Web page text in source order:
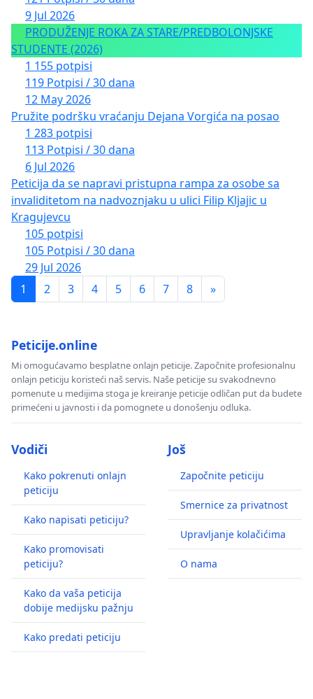
9 Jul 2026
PRODUŽENJE ROKA ZA STARE/PREDBOLONJSKE
STUDENTE (2026)
1 155 potpisi
119 Potpisi / 30 dana
12 May 2026
Pružite podršku vraćanju Dejana Vorgića na posao
1 283 potpisi
113 Potpisi / 30 dana
6 Jul 2026
Peticija da se napravi pristupna rampa za osobe sa
invaliditetom na nadvoznjaku u ulici Filip Kljajic u
Kragujevcu
105 potpisi
105 Potpisi / 30 dana
29 Jul 2026
1
2 3 4 5 6 7 8 »
Peticije.online
Mi omogućavamo besplatne onlajn peticije. Započnite profesionalnu
onlajn peticiju koristeći naš servis. Naše peticije su svakodnevno
pomenute u medijima stoga je kreiranje peticije odličan put da budete
primećeni u javnosti i da pomognete u donošenju odluka.
Vodiči
Kako pokrenuti onlajn
peticiju
Kako napisati peticiju?
Kako promovisati
peticiju?
Kako da vaša peticija
dobije medijsku pažnju
Kako predati peticiju
Još
Započnite peticiju
Smernice za privatnost
Upravljanje kolačićima
O nama